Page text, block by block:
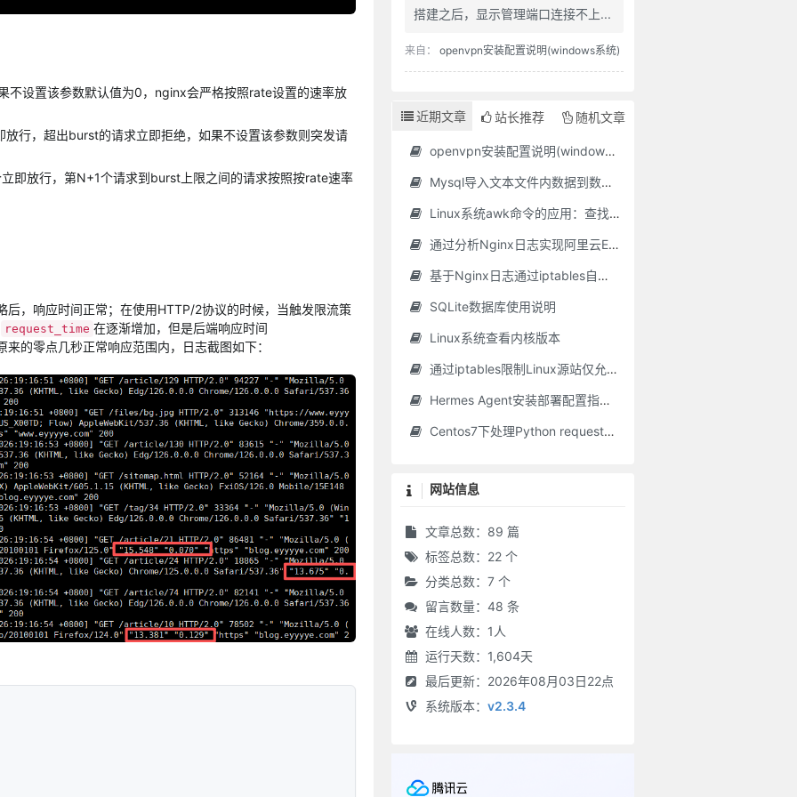
不设置该参数默认值为0，nginx会严格按照rate设置的速率放
行，超出burst的请求立即拒绝，如果不设置该参数则突发请
即放行，第N+1个请求到burst上限之间的请求按照按rate速率
后，响应时间正常；在使用HTTP/2协议的时候，当触发限流策
request_time 在逐渐增加，但是后端响应时间
来的零点几秒正常响应范围内，日志截图如下：
搭建之后，显示管理端口连接不上...
来自：openvpn安装配置说明(windows系统)
近期文章 站长推荐 随机文章
openvpn安装配置说明(windows系统)
Mysql导入文本文件内数据到数据库表
Linux系统awk命令的应用：查找文本文件中最长行
通过分析Nginx日志实现阿里云ESA自动添加黑名单
基于Nginx日志通过iptables自动封禁恶意IP的脚本
SQLite数据库使用说明
Linux系统查看内核版本
通过iptables限制Linux源站仅允许CDN回源IP访问
Hermes Agent安装部署配置指南（含零成本接入方案）
Centos7下处理Python requests库SSL模块不可用问题
网站信息
文章总数：89 篇
标签总数：22 个
分类总数：7 个
留言数量：48 条
在线人数： 1 人
运行天数：1,604天
最后更新：2026年08月03日22点
系统版本：v2.3.4